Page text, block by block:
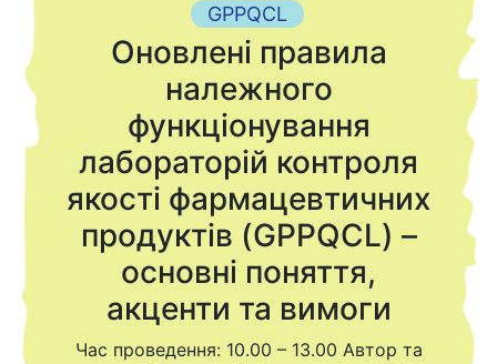
GPPQCL
Оновлені правила
належного
функціонування
лабораторій контроля
якості фармацевтичних
продуктів (GPPQCL) –
основні поняття,
акценти та вимоги
Час проведення: 10.00 – 13.00 Автор та